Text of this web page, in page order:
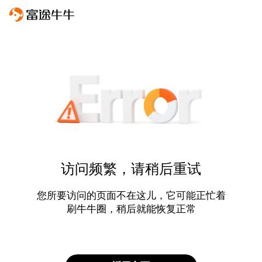
访问频繁，请稍后重试
您所要访问的页面不在这儿，它可能正忙着
刷牛牛圈，稍后就能恢复正常